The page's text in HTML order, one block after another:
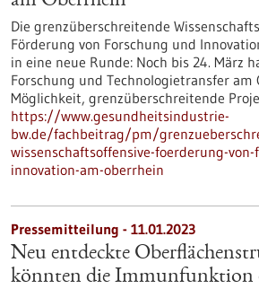
Die grenzüberschreitende
Förderung von Forschung und
in eine neue Runde: Noch bis 24. März
Forschung und Technologietransfer am
Möglichkeit, grenzüberschreitende
https://www.gesundheitsindustrie-
bw.de/fachbeitrag/pm/
wissenschaftsoffensive-foerderung-
innovation-am-oberrhein
Pressemitteilung - 11.01.2023
Neu entdeckte
könnten die Immunfunktion